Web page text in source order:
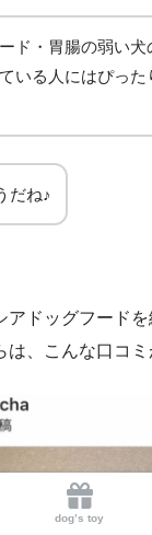
ド・胃腸の弱い犬
いる人にはぴった
だね♪
アドッグフード
、こんな口コミ
dog’s toy